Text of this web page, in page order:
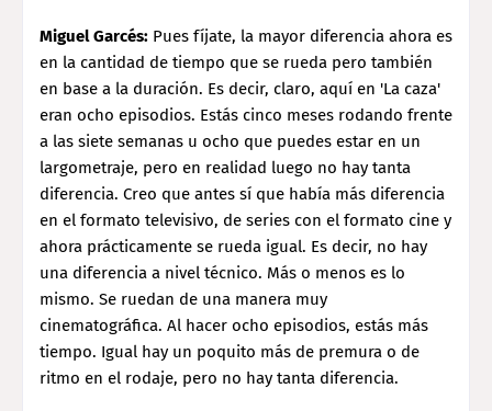
Miguel Garcés: Pues fíjate, la mayor diferencia ahora es
en la cantidad de tiempo que se rueda pero también
en base a la duración. Es decir, claro, aquí en 'La caza'
eran ocho episodios. Estás cinco meses rodando frente
a las siete semanas u ocho que puedes estar en un
largometraje, pero en realidad luego no hay tanta
diferencia. Creo que antes sí que había más diferencia
en el formato televisivo, de series con el formato cine y
ahora prácticamente se rueda igual. Es decir, no hay
una diferencia a nivel técnico. Más o menos es lo
mismo. Se ruedan de una manera muy
cinematográfica. Al hacer ocho episodios, estás más
tiempo. Igual hay un poquito más de premura o de
ritmo en el rodaje, pero no hay tanta diferencia.